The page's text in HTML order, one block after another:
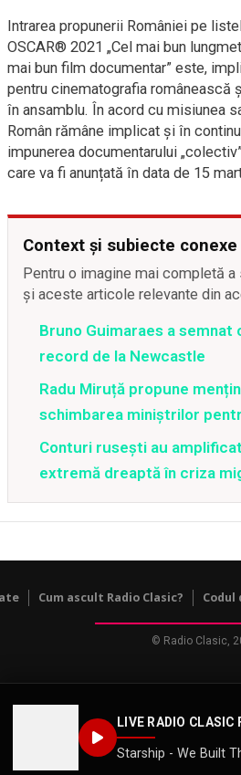
LIVE RADIO CLASIC
Starship - We Built
Intrarea propunerii României pe
OSCAR® 2021 „Cel mai bun
mai bun film documentar” este,
pentru cinematografia românească
în ansamblu. În acord cu misiunea
Român rămâne implicat și în
impunerea documentarului
care va fi anunțată în data de 15
Context și subiecte conexe
Pentru o imagine mai completă
și aceste articole relevante din
Bruno Guimaraes a
record de la Newcastle
Radu Miruță propune
schimbarea miniștrilor
Conturi rusești au
extremă dreaptă în criza
Cum ascult Radio Clasic? Codul
© Radio Clasic,